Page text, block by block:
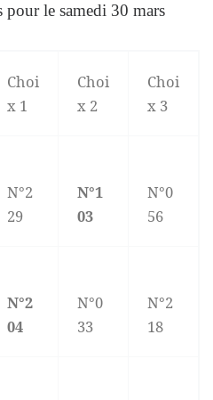
pour le samedi 30 mars
Choi
x 1
Choi
x 2
Choi
x 3
N°2
29
N°1
03
N°0
56
N°2
04
N°0
33
N°2
18